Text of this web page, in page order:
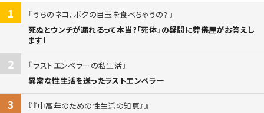
1
うちのネコ、ボクの目玉を食べちゃうの?
死ぬとウンチが漏れるって本当?「死体」の疑問に葬儀屋がお答えし
ます!
2
ラストエンペラーの私生活
異常な性生活を送ったラストエンペラー
3
『中高年のための性生活の知恵』